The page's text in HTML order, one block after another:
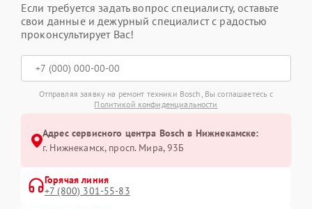
Если требуется задать вопрос специалисту, оставьте
свои данные и дежурный специалист с радостью
проконсультирует Вас!
Отправляя заявку на ремонт техники Bosch, Вы соглашаетесь с
Политикой конфиденциальности
Адрес сервисного центра Bosch в Нижнекамске:
г. Нижнекамск, просп. Мира, 93Б
Горячая линия
+7 (800) 301-55-83